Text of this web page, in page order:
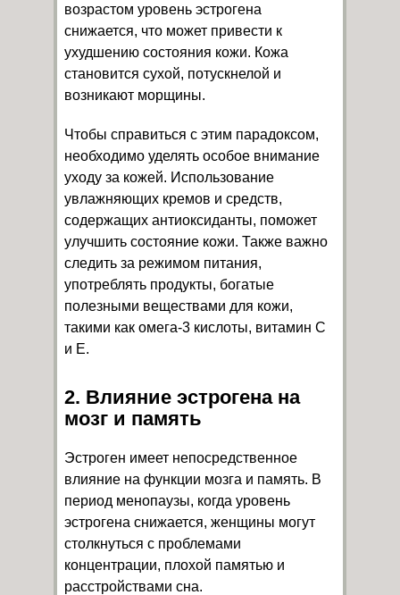
возрастом уровень эстрогена
снижается, что может привести к
ухудшению состояния кожи. Кожа
становится сухой, потускнелой и
возникают морщины.
Чтобы справиться с этим парадоксом,
необходимо уделять особое внимание
уходу за кожей. Использование
увлажняющих кремов и средств,
содержащих антиоксиданты, поможет
улучшить состояние кожи. Также важно
следить за режимом питания,
употреблять продукты, богатые
полезными веществами для кожи,
такими как омега-3 кислоты, витамин С
и E.
2. Влияние эстрогена на
мозг и память
Эстроген имеет непосредственное
влияние на функции мозга и память. В
период менопаузы, когда уровень
эстрогена снижается, женщины могут
столкнуться с проблемами
концентрации, плохой памятью и
расстройствами сна.